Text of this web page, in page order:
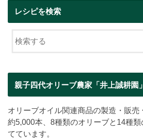
レシピを検索
親子四代オリーブ農家「井上誠耕園」
オリーブオイル関連商品の製造・販売
約5,000本、8種類のオリーブと14種
てています。